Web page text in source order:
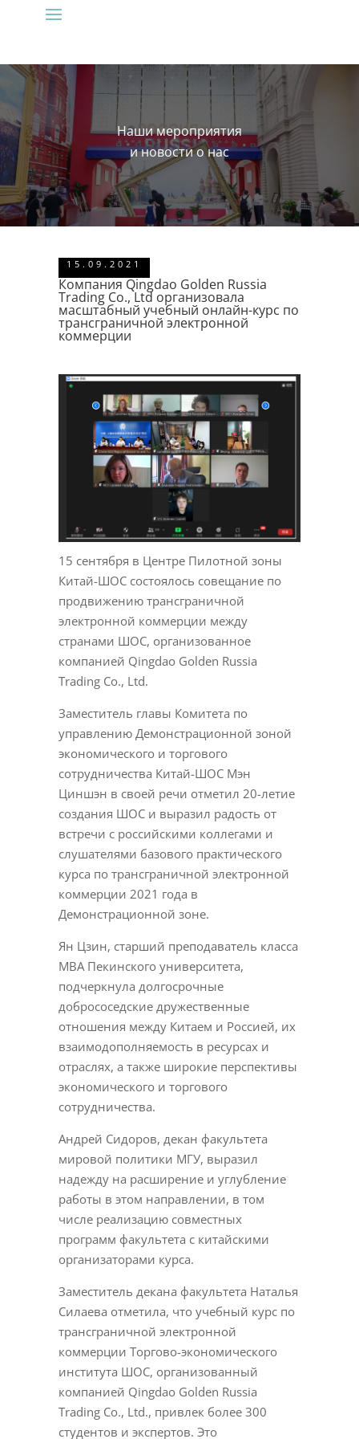
Наши мероприятия
и новости о нас
15.09.2021
Компания Qingdao Golden Russia
Trading Co., Ltd организовала
масштабный учебный онлайн-курс по
трансграничной электронной
коммерции
15 сентября в Центре Пилотной зоны
Китай-ШОС состоялось совещание по
продвижению трансграничной
электронной коммерции между
странами ШОС, организованное
компанией Qingdao Golden Russia
Trading Co., Ltd.
Заместитель главы Комитета по
управлению Демонстрационной зоной
экономического и торгового
сотрудничества Китай-ШОС Мэн
Циншэн в своей речи отметил 20-летие
создания ШОС и выразил радость от
встречи с российскими коллегами и
слушателями базового практического
курса по трансграничной электронной
коммерции 2021 года в
Демонстрационной зоне.
Ян Цзин, старший преподаватель класса
MBA Пекинского университета,
подчеркнула долгосрочные
добрососедские дружественные
отношения между Китаем и Россией, их
взаимодополняемость в ресурсах и
отраслях, а также широкие перспективы
экономического и торгового
сотрудничества.
Андрей Сидоров, декан факультета
мировой политики МГУ, выразил
надежду на расширение и углубление
работы в этом направлении, в том
числе реализацию совместных
программ факультета с китайскими
организаторами курса.
Заместитель декана факультета Наталья
Силаева отметила, что учебный курс по
трансграничной электронной
коммерции Торгово-экономического
института ШОС, организованный
компанией Qingdao Golden Russia
Trading Co., Ltd., привлек более 300
студентов и экспертов. Это